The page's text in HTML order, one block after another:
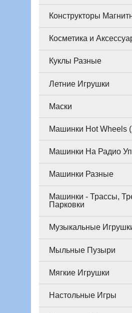
Конструкторы
Косметика и
Куклы Разные
Летние Игрушки
Маски
Машинки Hot Wheels
Машинки На Радио
Машинки Разные
Машинки - Трассы,
Парковки
Музыкальные
Мыльные Пузыри
Мягкие Игрушки
Настольные Игры